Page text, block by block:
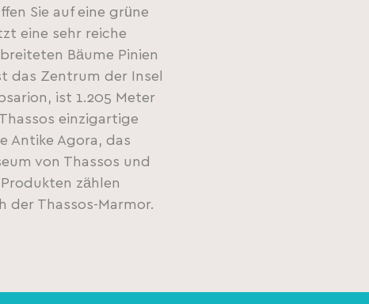
Sie auf eine grüne
eine sehr reiche
Bäume Pinien
das Zentrum der Insel
ist 1.205 Meter
einzigartige
Antike Agora, das
von Thassos und
zählen
der Thassos-Marmor.